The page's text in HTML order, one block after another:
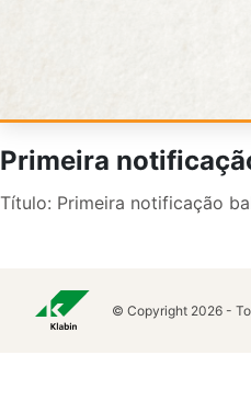
Primeira
Título: Primeira notificação
© Copyright 2026 -